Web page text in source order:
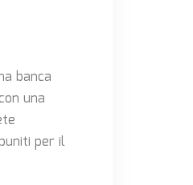
banca
una
per il